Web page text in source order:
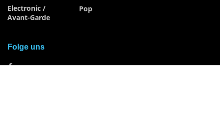
Electronic /
Avant-Garde
Pop
Folge uns